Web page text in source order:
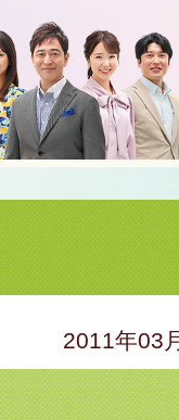
2011年03